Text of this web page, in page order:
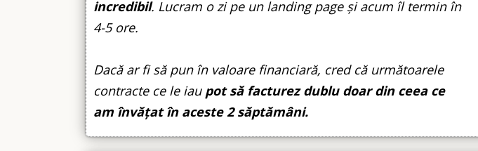
incredibil. Lucram o zi pe un landing page și acum îl termin în
4-5 ore.
Dacă ar fi să pun în valoare financiară, cred că următoarele
contracte ce le iau pot să facturez dublu doar din ceea ce
am învățat în aceste 2 săptămâni.